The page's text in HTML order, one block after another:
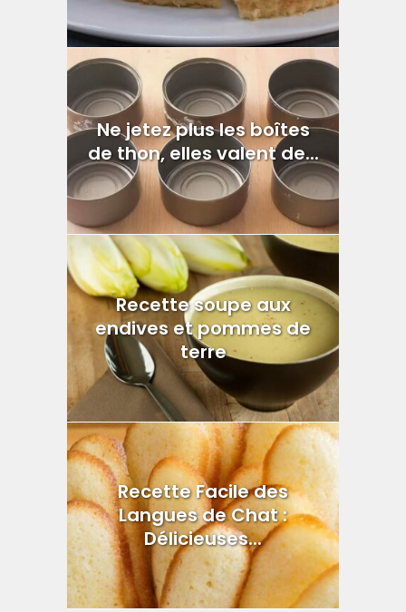
Ne jetez plus les boîtes
de thon, elles valent de...
Recette soupe aux
endives et pommes de
terre
Recette Facile des
Langues de Chat :
Délicieuses...